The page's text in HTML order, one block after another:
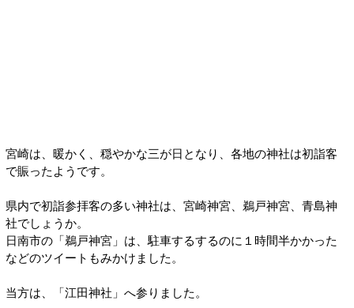
宮崎は、暖かく、穏やかな三が日となり、各地の神社は初詣客
で賑ったようです。
県内で初詣参拝客の多い神社は、宮崎神宮、鵜戸神宮、青島神
社でしょうか。
日南市の「鵜戸神宮」は、駐車するするのに１時間半かかった
などのツイートもみかけました。
当方は、「江田神社」へ参りました。